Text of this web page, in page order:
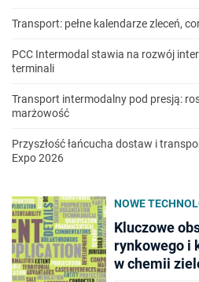
Transport: pełne kalendarze zleceń,
PCC Intermodal stawia na rozwój
terminali
Transport intermodalny pod presją:
marżowość
Przyszłość łańcucha dostaw i
Expo 2026
NOWE
Kluczowe
rynkowego i
w chemii